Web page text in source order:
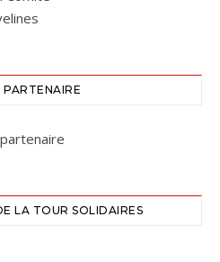
LA TOUR SOLIDAIRES